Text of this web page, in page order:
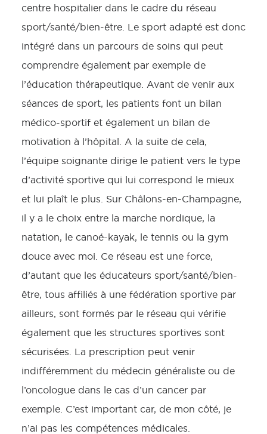
centre hospitalier dans le cadre du réseau
sport/santé/bien-être. Le sport adapté est donc
intégré dans un parcours de soins qui peut
comprendre également par exemple de
l’éducation thérapeutique. Avant de venir aux
séances de sport, les patients font un bilan
médico-sportif et également un bilan de
motivation à l’hôpital. A la suite de cela,
l’équipe soignante dirige le patient vers le type
d’activité sportive qui lui correspond le mieux
et lui plaît le plus. Sur Châlons-en-Champagne,
il y a le choix entre la marche nordique, la
natation, le canoé-kayak, le tennis ou la gym
douce avec moi. Ce réseau est une force,
d’autant que les éducateurs sport/santé/bien-
être, tous affiliés à une fédération sportive par
ailleurs, sont formés par le réseau qui vérifie
également que les structures sportives sont
sécurisées. La prescription peut venir
indifféremment du médecin généraliste ou de
l’oncologue dans le cas d’un cancer par
exemple. C’est important car, de mon côté, je
n’ai pas les compétences médicales.